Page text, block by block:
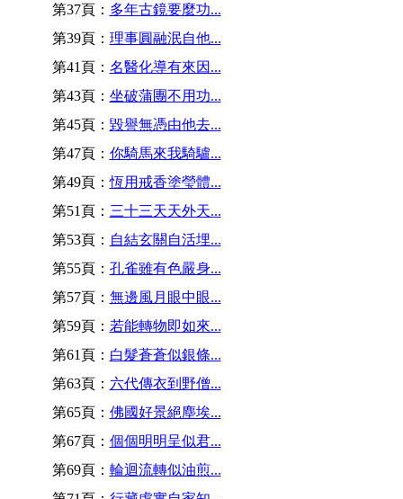
第37頁： 多年古鏡要麼功...
第39頁： 理事圓融泯自他...
第41頁： 名醫化導有來因...
第43頁： 坐破蒲團不用功...
第45頁： 毀譽無憑由他去...
第47頁： 你騎馬來我騎驢...
第49頁：恆用戒香塗瑩體...
第51頁： 三十三天天外天...
第53頁： 自結玄關自活埋...
第55頁： 孔雀雖有色嚴身...
第57頁： 無邊風月眼中眼...
第59頁： 若能轉物即如來...
第61頁： 白髮蒼蒼似銀條...
第63頁： 六代傳衣到野僧...
第65頁： 佛國好景絕塵埃...
第67頁： 個個明明呈似君...
第69頁： 輪迴流轉似油煎...